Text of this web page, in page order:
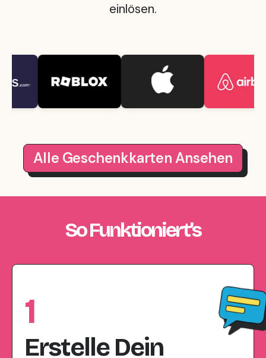
einlösen.
Alle Geschenkkarten Ansehen
So Funktioniert’s
1
Erstelle Dein